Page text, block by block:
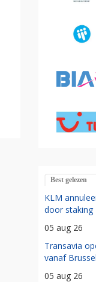
Best gelezen
KLM
door staking
05 aug 26
Transavia
vanaf
05 aug 26